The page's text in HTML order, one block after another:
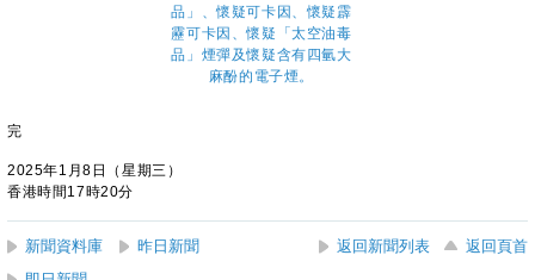
完
2025年1月8日（星期三）
香港時間17時20分
新聞資料庫 昨日新聞 返回新聞列表
返回頁首